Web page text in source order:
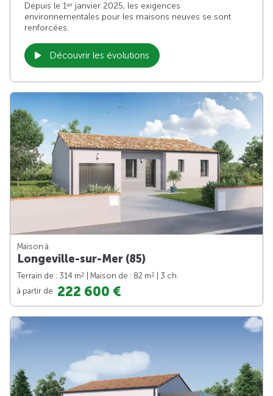
Depuis le 1er janvier 2025, les exigences
environnementales pour les maisons neuves se sont
renforcées.
Découvrir les évolutions
Maison à
Longeville-sur-Mer (85)
Terrain de : 314 m2 | Maison de : 82 m2
| 3 ch.
à partir de 222 600 €